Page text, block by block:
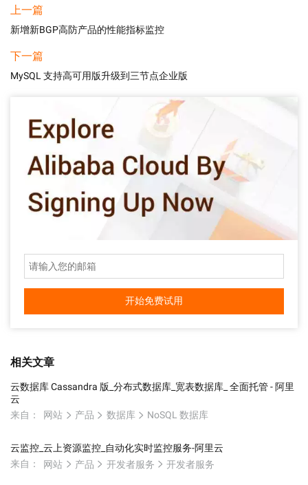
上一篇
新增新BGP高防产品的性能指标监控
下一篇
MySQL 支持高可用版升级到三节点企业版
开始免费试用
相关文章
云数据库 Cassandra 版_分布式数据库_宽表数据库_ 全面托管 - 阿里
云
来自：
网站 产品 数据库 NoSQL 数据库
云监控_云上资源监控_自动化实时监控服务-阿里云
来自：
网站 产品 开发者服务 开发者服务